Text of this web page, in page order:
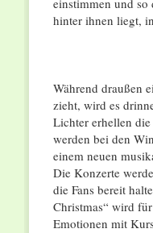
einstimmen und so
hinter ihnen liegt,
Während draußen
zieht, wird es
Lichter erhellen
werden bei den
einem neuen
Die Konzerte
die Fans bereit
Christmas“ wird
Emotionen mit